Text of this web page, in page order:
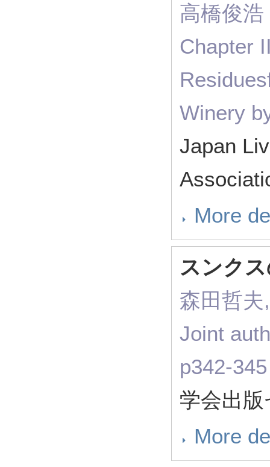
高橋俊
Chapter
Winery
Japan
More
スンク
森田哲
Joint
p342-
学会出
More